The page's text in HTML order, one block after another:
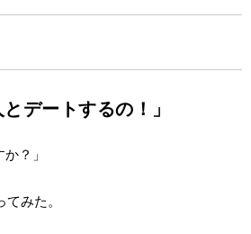
特集
編集部
デートするの！」
？」
みた。